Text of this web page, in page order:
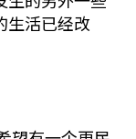
生活已经改